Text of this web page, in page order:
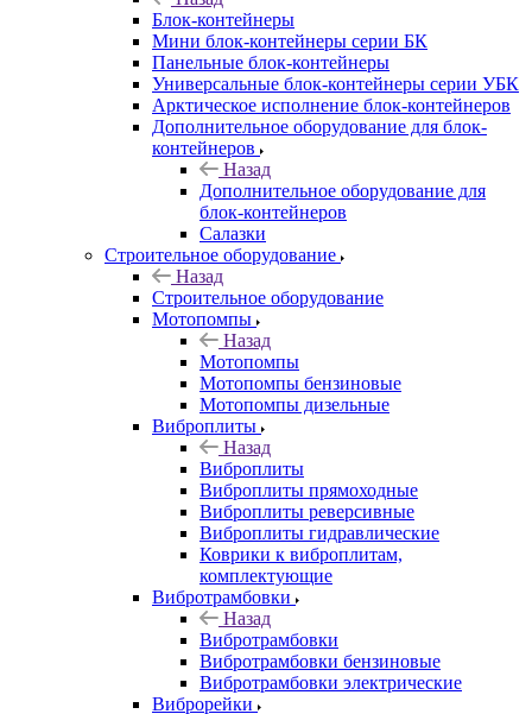
Блок-контейнеры
Мини блок-контейнеры серии БК
Панельные блок-контейнеры
Универсальные блок-контейнеры серии УБК
Арктическое исполнение блок-контейнеров
Дополнительное оборудование для блок-
контейнеров
Назад
Дополнительное оборудование для
блок-контейнеров
Салазки
Строительное оборудование
Назад
Строительное оборудование
Мотопомпы
Назад
Мотопомпы
Мотопомпы бензиновые
Мотопомпы дизельные
Виброплиты
Назад
Виброплиты
Виброплиты прямоходные
Виброплиты реверсивные
Виброплиты гидравлические
Коврики к виброплитам,
комплектующие
Вибротрамбовки
Назад
Вибротрамбовки
Вибротрамбовки бензиновые
Вибротрамбовки электрические
Виброрейки